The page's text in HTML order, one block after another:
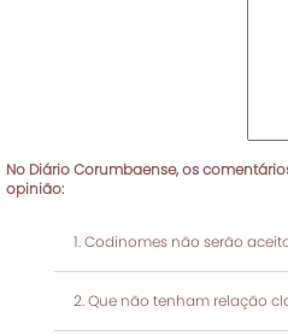
No Diário Corumbaense, os
opinião:
Codinomes não serão
Que não tenham relação